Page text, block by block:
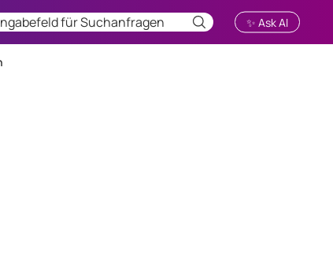
✨ Ask AI